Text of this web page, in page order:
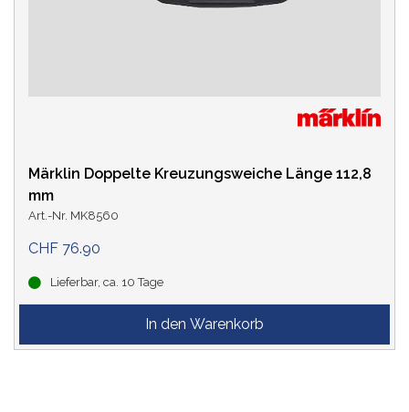
Märklin Doppelte Kreuzungsweiche Länge 112,8
mm
Art.-Nr. MK8560
CHF 76.90
Lieferbar, ca. 10 Tage